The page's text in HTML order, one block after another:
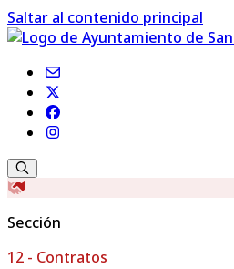
Saltar al contenido principal
Sección
12 - Contratos